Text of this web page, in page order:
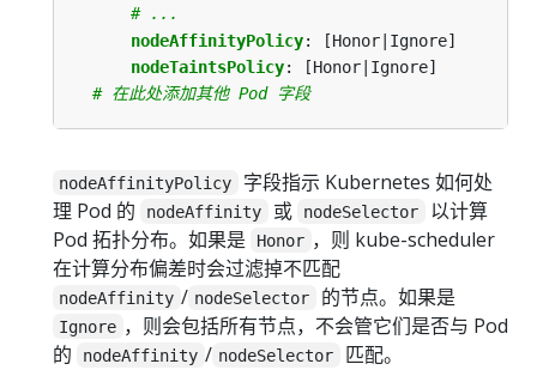
# ...
nodeAffinityPolicy:
[Honor|Ignore]
nodeTaintsPolicy:
[Honor|Ignore]
# 在此处添加其他 Pod 字段
nodeAffinityPolicy
字段指示 Kubernetes 如何处
理 Pod 的
nodeAffinity 或 nodeSelector
以计算
Pod 拓扑分布。如果是
Honor ，则 kube-scheduler
在计算分布偏差时会过滤掉不匹配
nodeAffinity / nodeSelector 的节点。如果是
Ignore ，则会包括所有节点，不会管它们是否与 Pod
的
nodeAffinity / nodeSelector
匹配。